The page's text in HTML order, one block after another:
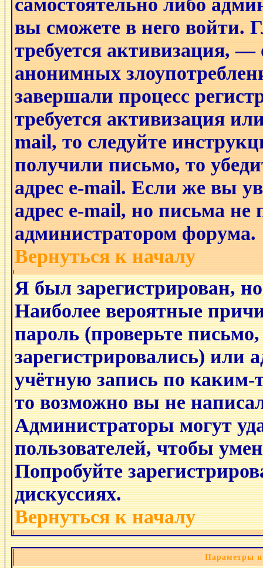
самостоятельно либо
вы сможете в него войти.
требуется активизация,
анонимных
завершали процесс
требуется активизация
mail, то следуйте
получили письмо, то
адрес e-mail. Если же вы
адрес e-mail, но письма не
администратором форума.
Вернуться к началу
Я был зарегистрирован,
Наиболее вероятные
пароль (проверьте
зарегистрировались) или
учётную запись по
то возможно вы не
Администраторы могут
пользователей, чтобы
Попробуйте
дискуссиях.
Вернуться к началу
Параметры и